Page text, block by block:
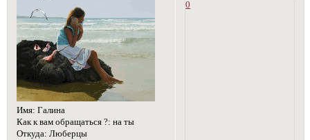
Имя: Галина
Как к вам обращаться ?: на ты
Откуда: Люберцы
0